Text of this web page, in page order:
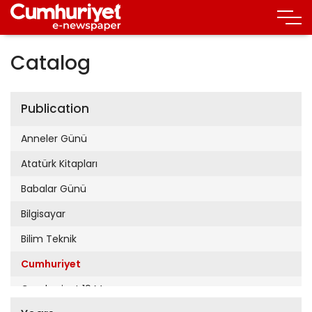
Catalog
Publication
Anneler Günü
Atatürk Kitapları
Babalar Günü
Bilgisayar
Bilim Teknik
Cumhuriyet
Cumhuriyet 19 Mayıs